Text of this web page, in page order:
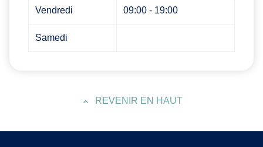
Vendredi 09:00 - 19:00
Samedi
REVENIR EN HAUT